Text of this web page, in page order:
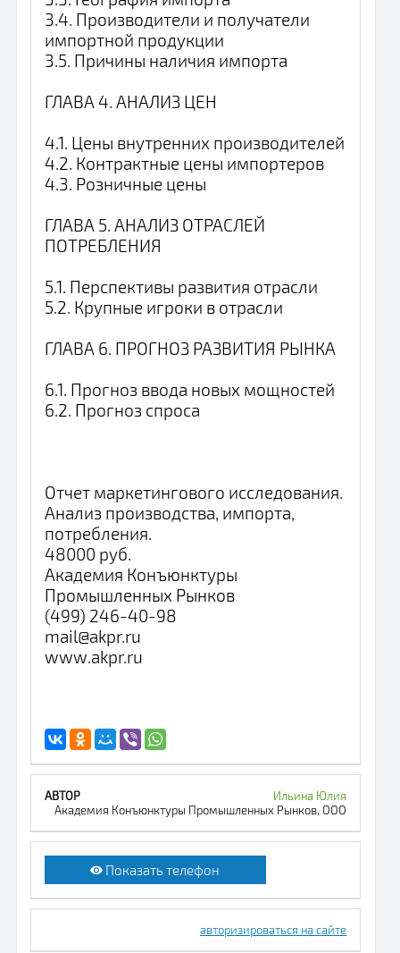
3.4. Производители и получатели
импортной продукции
3.5. Причины наличия импорта
ГЛАВА 4. АНАЛИЗ ЦЕН
4.1. Цены внутренних производителей
4.2. Контрактные цены импортеров
4.3. Розничные цены
ГЛАВА 5. АНАЛИЗ ОТРАСЛЕЙ
ПОТРЕБЛЕНИЯ
5.1. Перспективы развития отрасли
5.2. Крупные игроки в отрасли
ГЛАВА 6. ПРОГНОЗ РАЗВИТИЯ РЫНКА
6.1. Прогноз ввода новых мощностей
6.2. Прогноз спроса
Отчет маркетингового исследования.
Анализ производства, импорта,
потребления.
48000 руб.
Академия Конъюнктуры
Промышленных Рынков
(499) 246-40-98
mail@akpr.ru
www.akpr.ru
Ильина Юлия
Академия Конъюнктуры Промышленных Рынков, ООО
Показать телефон
авторизироваться на сайте